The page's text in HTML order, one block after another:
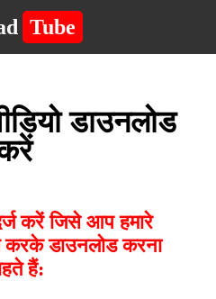
Tube
डाउनलोड
करें जिसे आप हमारे
करके डाउनलोड करना
हैं: